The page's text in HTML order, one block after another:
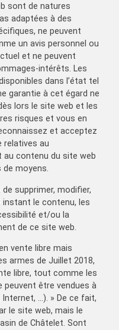
sont de natures
adaptées à des
ne peuvent
un avis personnel ou
et ne peuvent
intérêts. Les
dans l’état tel
garantie à cet égard ne
lors le site web et les
risques et vous en
et acceptez
relatives au
contenu du site web
moyens.
de supprimer, modifier,
le contenu, les
et/ou la
de ce site web.
vente libre mais
armes de Juillet 2018,
libre, tout comme les
être vendues à
…). » De ce fait,
le site web, mais le
de Châtelet. Sont